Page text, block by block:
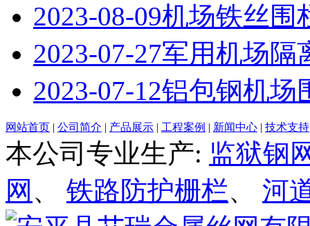
2023-08-09机场铁丝围
2023-07-27军用机场隔
2023-07-12铝包钢机场
网站首页 | 公司简介 | 产品展示 | 工程案例 | 新闻中心 | 技术支持
本公司专业生产: 监狱钢
网 、 铁路防护栅栏、 河